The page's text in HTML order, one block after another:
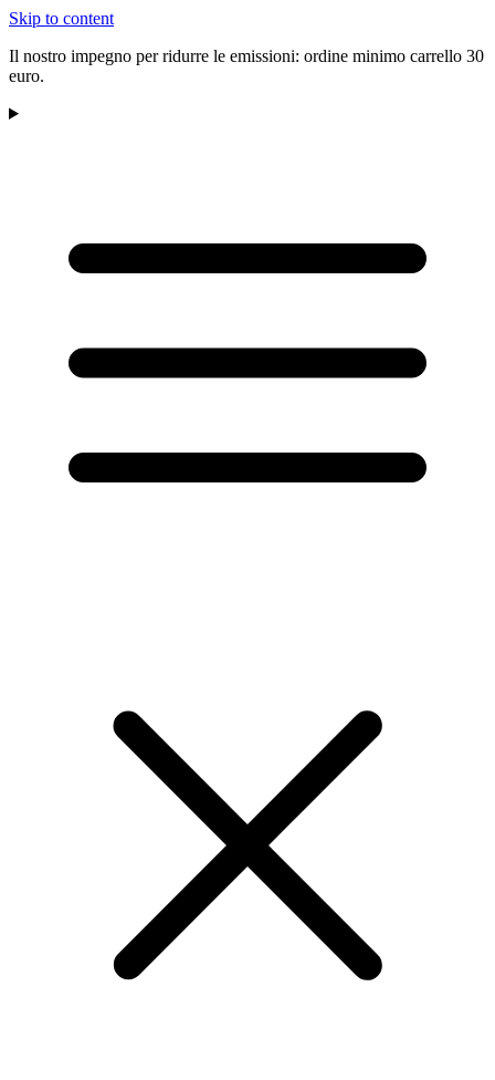
Skip to content
Il nostro impegno per ridurre le emissioni: ordine minimo carrello 30
euro.